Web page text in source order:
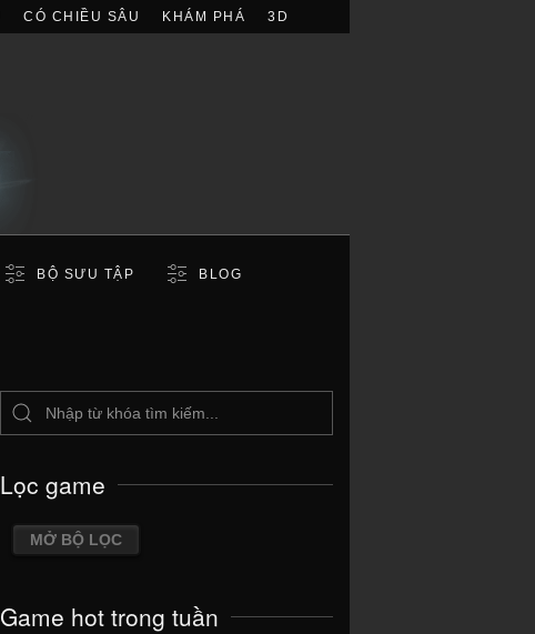
CÓ CHIỀU SÂU KHÁM PHÁ 3D
BỘ SƯU TẬP BLOG
Lọc game
MỞ BỘ LỌC
Game hot trong tuần